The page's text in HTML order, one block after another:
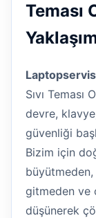
Teması
Laptopservis
Sıvı Teması
devre,
güvenliği
Bizim için
gitmeden ve
düşünerek